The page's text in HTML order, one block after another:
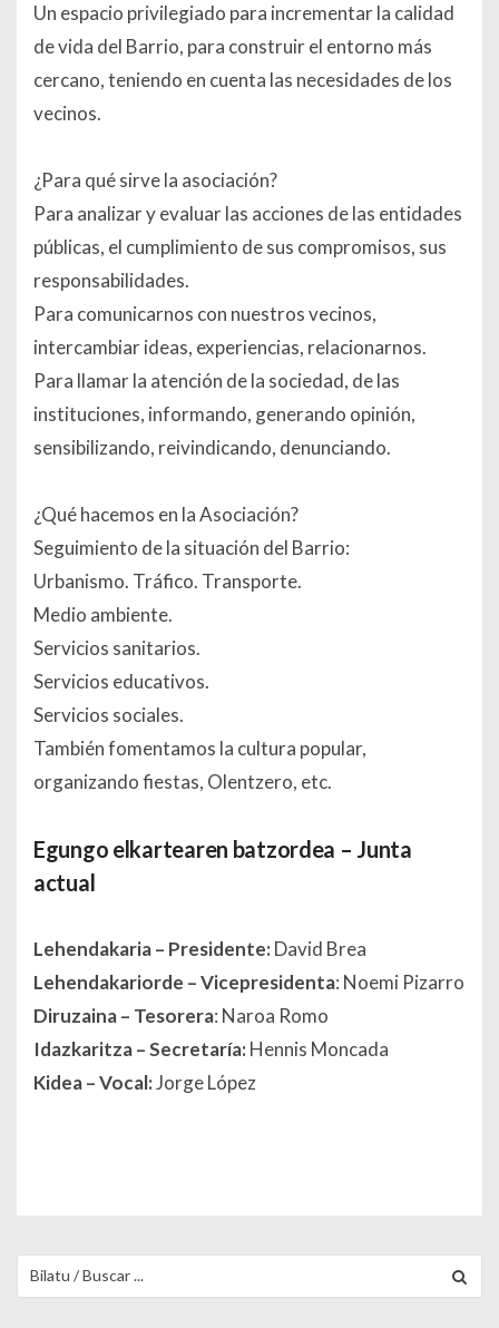
Un espacio privilegiado para incrementar la calidad
de vida del Barrio, para construir el entorno más
cercano, teniendo en cuenta las necesidades de los
vecinos.
¿Para qué sirve la asociación?
Para analizar y evaluar las acciones de las entidades
públicas, el cumplimiento de sus compromisos, sus
responsabilidades.
Para comunicarnos con nuestros vecinos,
intercambiar ideas, experiencias, relacionarnos.
Para llamar la atención de la sociedad, de las
instituciones, informando, generando opinión,
sensibilizando, reivindicando, denunciando.
¿Qué hacemos en la Asociación?
Seguimiento de la situación del Barrio:
Urbanismo. Tráfico. Transporte.
Medio ambiente.
Servicios sanitarios.
Servicios educativos.
Servicios sociales.
También fomentamos la cultura popular,
organizando fiestas, Olentzero, etc.
Egungo elkartearen batzordea – Junta
actual
Lehendakaria– Presidente:David Brea
Lehendakariorde – Vicepresidenta: Noemi Pizarro
Diruzaina– Tesorera: Naroa Romo
Idazkaritza– Secretaría:Hennis Moncada
Kidea– Vocal:Jorge López